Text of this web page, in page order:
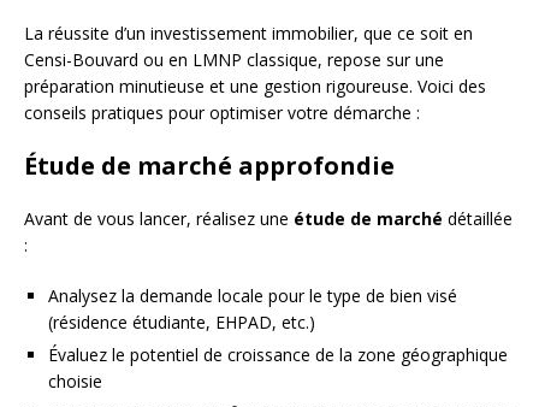
La réussite d’un investissement immobilier, que ce soit en
Censi-Bouvard ou en LMNP classique, repose sur une
préparation minutieuse et une gestion rigoureuse. Voici des
conseils pratiques pour optimiser votre démarche :
Étude de marché approfondie
Avant de vous lancer, réalisez une étude de marché détaillée
:
Analysez la demande locale pour le type de bien visé
(résidence étudiante, EHPAD, etc.)
Évaluez le potentiel de croissance de la zone géographique
choisie